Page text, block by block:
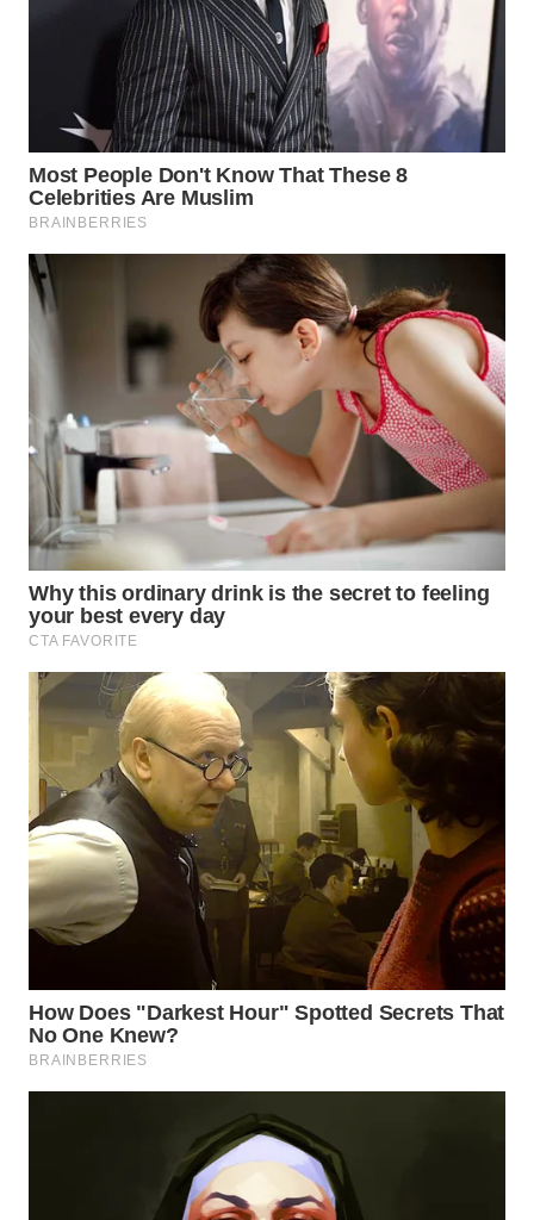
WN
SEMARANG
WN
BOROBUDUR
MADURA
WN
SURABAYA
WN
NATUNA
BINTAN
MANDALIKA
WN
LIKUPANG
WN
LABUANBAJO
WN
BORNEO
Wahana